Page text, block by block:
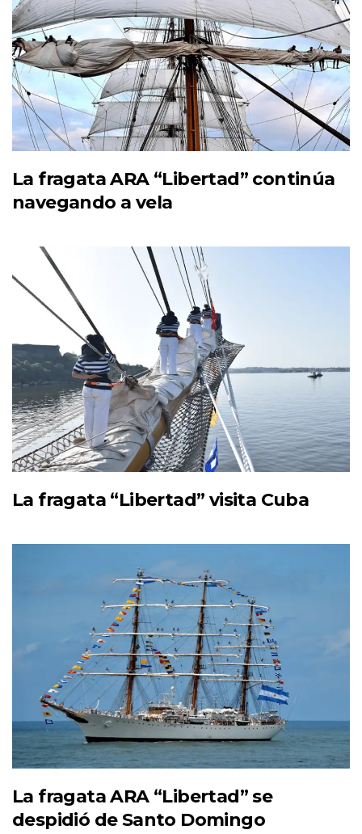
La fragata ARA “Libertad” continúa
navegando a vela
La fragata “Libertad” visita Cuba
La fragata ARA “Libertad” se
despidió de Santo Domingo